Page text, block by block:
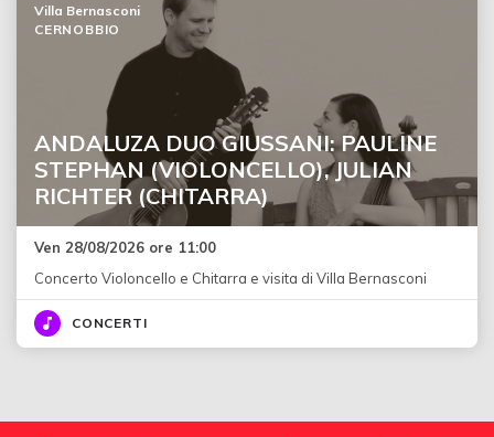
ANDALUZA DUO GIUSSANI: PAULINE
STEPHAN (VIOLONCELLO), JULIAN
RICHTER (CHITARRA)
Villa Bernasconi
CERNOBBIO
Ven 28/08/2026 ore 11:00
Concerto Violoncello e Chitarra e visita di Villa Bernasconi
CONCERTI